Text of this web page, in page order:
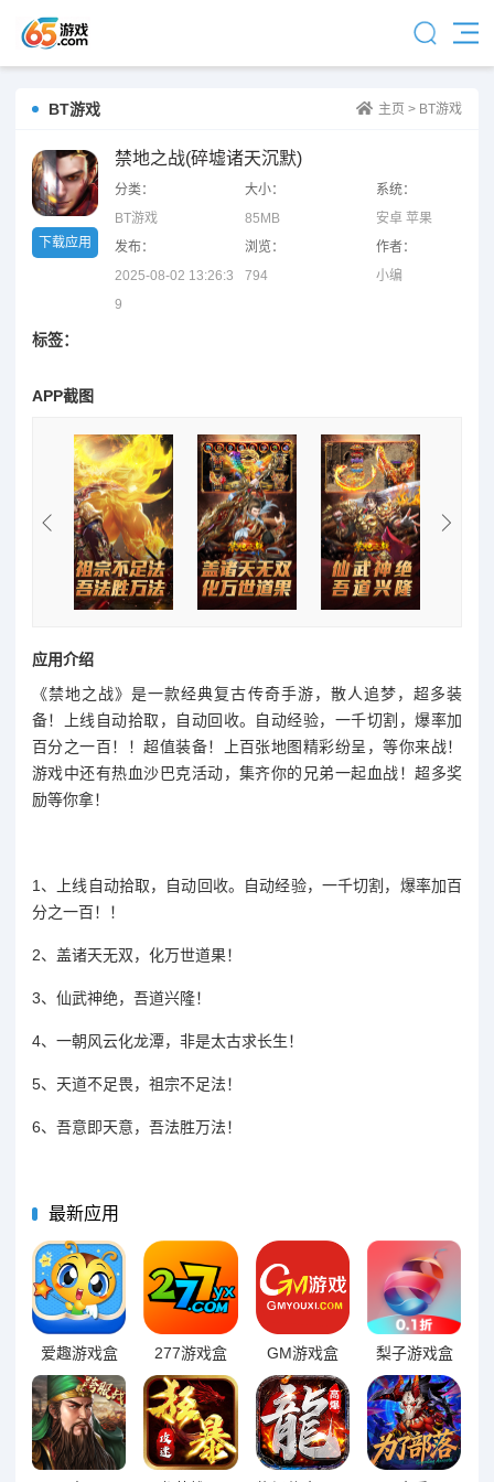
BT游戏 主页 > BT游戏
下载应用
禁地之战(碎墟诸天沉默)
分类：
BT游戏
大小：
85MB
系统：
安卓 苹果
发布：
2025-08-02 13:26:3
9
浏览：
794
作者：
小编
标签：
APP截图
应用介绍
《禁地之战》是一款经典复古传奇手游，散人追梦，超多装
备！上线自动拾取，自动回收。自动经验，一千切割，爆率加
百分之一百！！超值装备！上百张地图精彩纷呈，等你来战！
游戏中还有热血沙巴克活动，集齐你的兄弟一起血战！超多奖
励等你拿！
1、上线自动拾取，自动回收。自动经验，一千切割，爆率加百
分之一百！！
2、盖诸天无双，化万世道果！
3、仙武神绝，吾道兴隆！
4、一朝风云化龙潭，非是太古求长生！
5、天道不足畏，祖宗不足法！
6、吾意即天意，吾法胜万法！
最新应用
爱趣游戏盒 277游戏盒 GM游戏盒 梨子游戏盒